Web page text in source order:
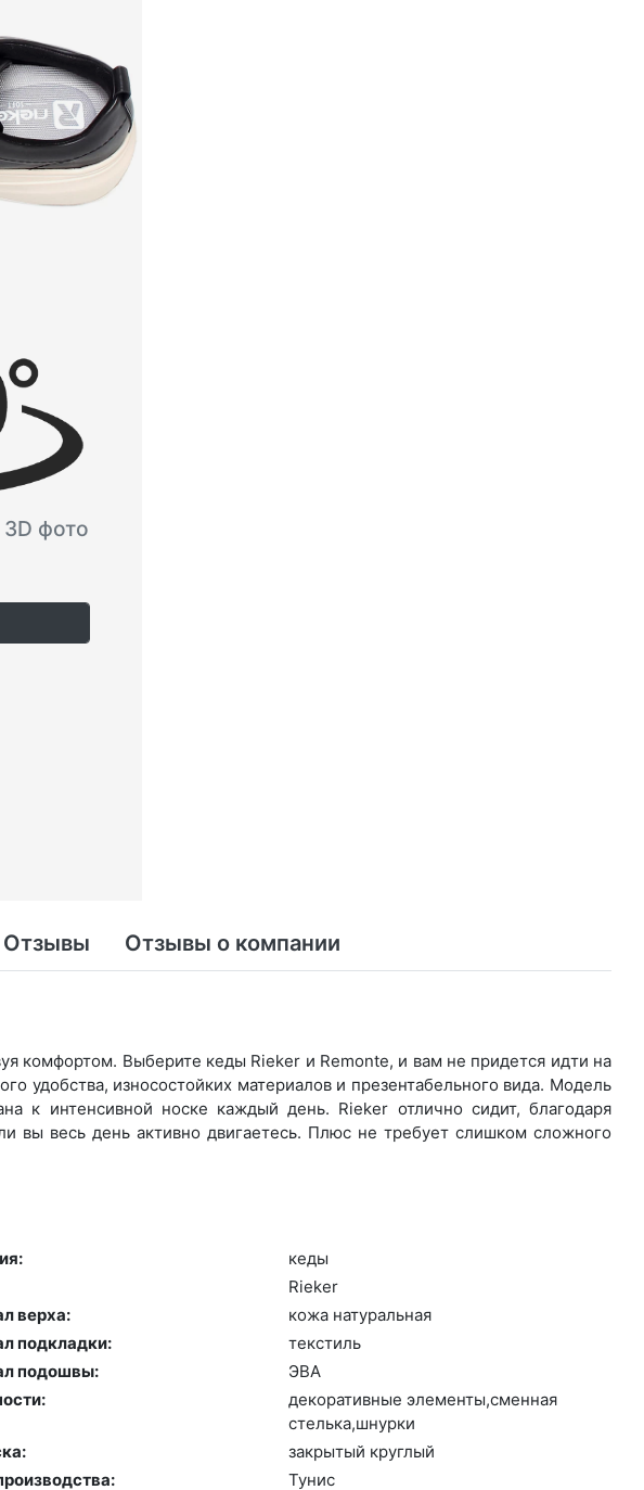
фото
Отзывы Отзывы о компании
комфортом. Выберите ке­ды Rieker и Remonte, и вам не придется идти на
удобства, износостойких материалов и презентабельного вида. Модель
к интенсивной носке каждый день. Ri­eker отлично сидит, благодаря
вы весь день активно двигаетесь. Плюс не требует слишком сложного
ке­ды
Ri­eker
верха:
ко­жа на­тураль­ная
подкладки:
текс­тиль
подошвы:
ЭВА
де­кора­тив­ные эле­мен­ты,смен­ная
стель­ка,шнур­ки
зак­ры­тый круг­лый
Ту­нис